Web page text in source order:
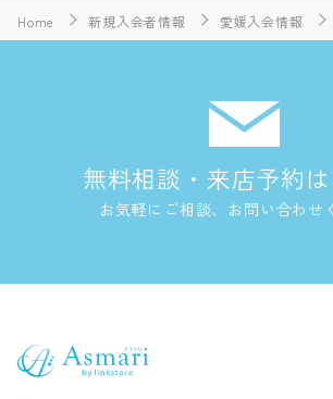
Home 新規入会者情報 愛媛入会情報
無料相談・来店予約
お気軽にご相談、お問い合わせ